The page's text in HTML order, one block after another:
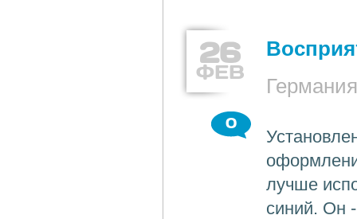
26
ФЕВ
Германия
0
лучше
синий. Он